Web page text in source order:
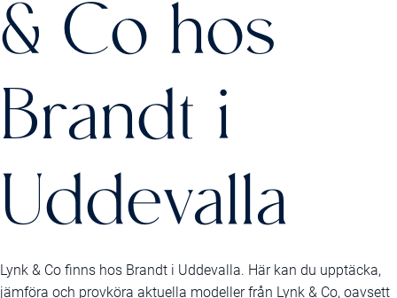
& Co hos
Brandt i
Uddevalla
Lynk & Co finns hos Brandt i Uddevalla. Här kan du upptäcka,
jämföra och provköra aktuella modeller från Lynk & Co, oavsett